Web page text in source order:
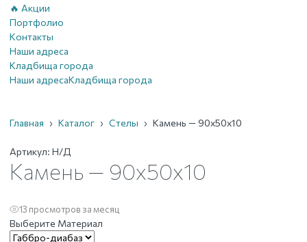
🔥 Акции
Портфолио
Контакты
Наши адреса
Кладбища города
Наши адресаКладбища города
Главная › Каталог › Стелы › Камень — 90х50х10
Артикул: Н/Д
Камень — 90х50х10
13 просмотров за месяц
Выберите Материал